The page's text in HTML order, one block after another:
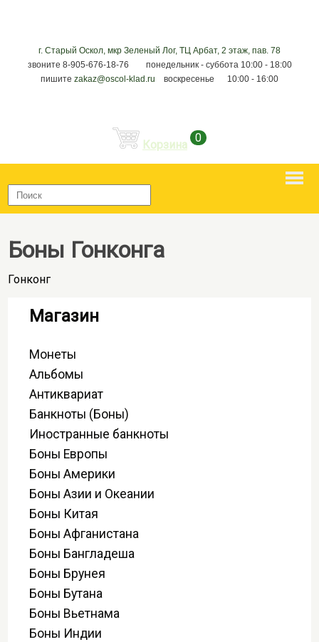
г. Старый Оскол, мкр Зеленый Лог, ТЦ Арбат, 2 этаж, пав. 78
звоните 8-905-676-18-76 понедельник - суббота 10:00 - 18:00
пишите zakaz@oscol-klad.ru воскресенье 10:00 - 16:00
Корзина
0
Боны Гонконга
Гонконг
Магазин
Монеты
Альбомы
Антиквариат
Банкноты (Боны)
Иностранные банкноты
Боны Европы
Боны Америки
Боны Азии и Океании
Боны Китая
Боны Афганистана
Боны Бангладеша
Боны Брунея
Боны Бутана
Боны Вьетнама
Боны Индии